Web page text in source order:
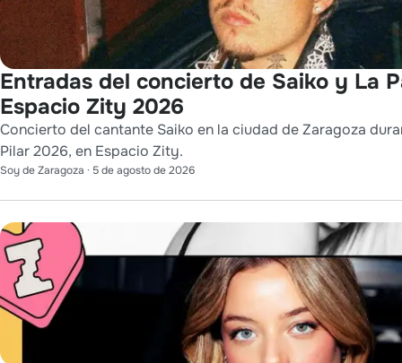
Entradas del concierto de Saiko y La
Espacio Zity 2026
Concierto del cantante Saiko en la ciudad de Zaragoza
Pilar 2026, en Espacio Zity.
Soy de Zaragoza · 5 de agosto de 2026